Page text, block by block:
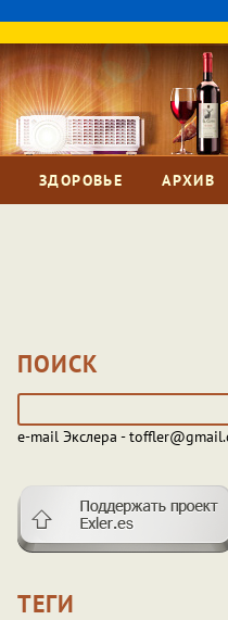
ЗДОРОВЬЕ АРХИВ
ПОИСК
e-mail Экслера -
ТЕГИ